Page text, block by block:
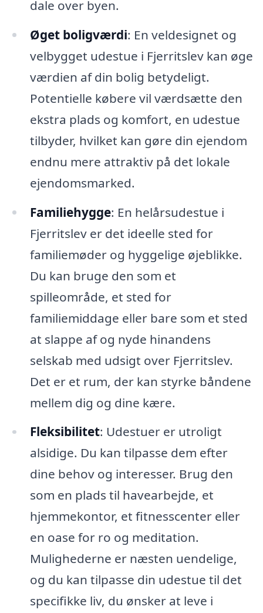
dale over byen.
Øget boligværdi: En veldesignet og
velbygget udestue i Fjerritslev kan øge
værdien af din bolig betydeligt.
Potentielle købere vil værdsætte den
ekstra plads og komfort, en udestue
tilbyder, hvilket kan gøre din ejendom
endnu mere attraktiv på det lokale
ejendomsmarked.
Familiehygge: En helårsudestue i
Fjerritslev er det ideelle sted for
familiemøder og hyggelige øjeblikke.
Du kan bruge den som et
spilleområde, et sted for
familiemiddage eller bare som et sted
at slappe af og nyde hinandens
selskab med udsigt over Fjerritslev.
Det er et rum, der kan styrke båndene
mellem dig og dine kære.
Fleksibilitet: Udestuer er utroligt
alsidige. Du kan tilpasse dem efter
dine behov og interesser. Brug den
som en plads til havearbejde, et
hjemmekontor, et fitnesscenter eller
en oase for ro og meditation.
Mulighederne er næsten uendelige,
og du kan tilpasse din udestue til det
specifikke liv, du ønsker at leve i